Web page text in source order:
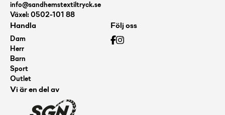
info@sandhemstextiltryck.se
Växel: 0502-101 88
Handla
Dam
Herr
Barn
Sport
Outlet
Följ oss
Vi är en del av